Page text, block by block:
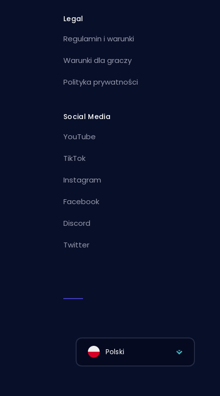
Legal
Regulamin i warunki
Warunki dla graczy
Polityka prywatności
Social Media
YouTube
TikTok
Instagram
Facebook
Discord
Twitter
Polski